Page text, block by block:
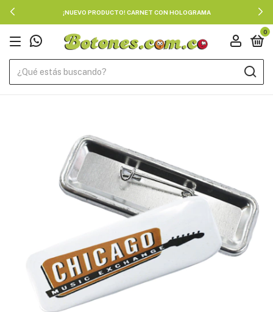
¡NUEVO PRODUCTO! CARNET CON HOLOGRAMA
0